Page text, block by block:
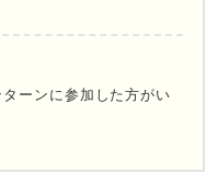
ーンに参加した方がい